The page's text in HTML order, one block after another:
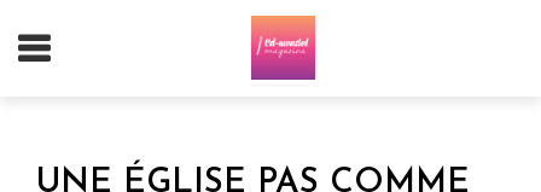
UNE ÉGLISE PAS COMME